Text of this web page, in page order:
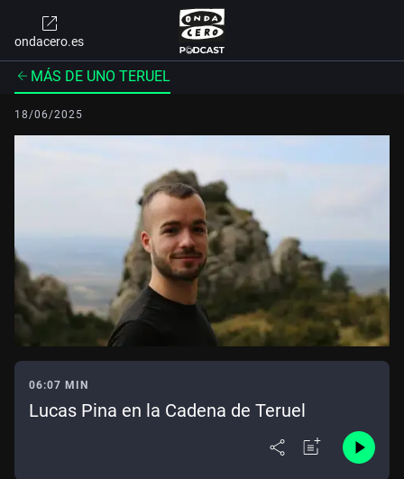
ondacero.es
MÁS DE UNO TERUEL
18/06/2025
06:07 MIN
Lucas Pina en la Cadena de Teruel